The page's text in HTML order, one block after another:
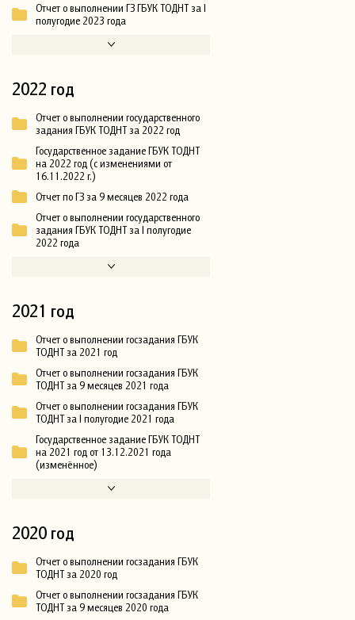
Отчет о выполнении ГЗ ГБУК ТОДНТ за I
полугодие 2023 года
2022 год
Отчет о выполнении государственного
задания ГБУК ТОДНТ за 2022 год
Государственное задание ГБУК ТОДНТ
на 2022 год (с изменениями от
16.11.2022 г.)
Отчет по ГЗ за 9 месяцев 2022 года
Отчет о выполнении государственного
задания ГБУК ТОДНТ за I полугодие
2022 года
2021 год
Отчет о выполнении госзадания ГБУК
ТОДНТ за 2021 год
Отчет о выполнении госзадания ГБУК
ТОДНТ за 9 месяцев 2021 года
Отчет о выполнении госзадания ГБУК
ТОДНТ за I полугодие 2021 года
Государственное задание ГБУК ТОДНТ
на 2021 год от 13.12.2021 года
(изменённое)
2020 год
Отчет о выполнении госзадания ГБУК
ТОДНТ за 2020 год
Отчет о выполнении госзадания ГБУК
ТОДНТ за 9 месяцев 2020 года